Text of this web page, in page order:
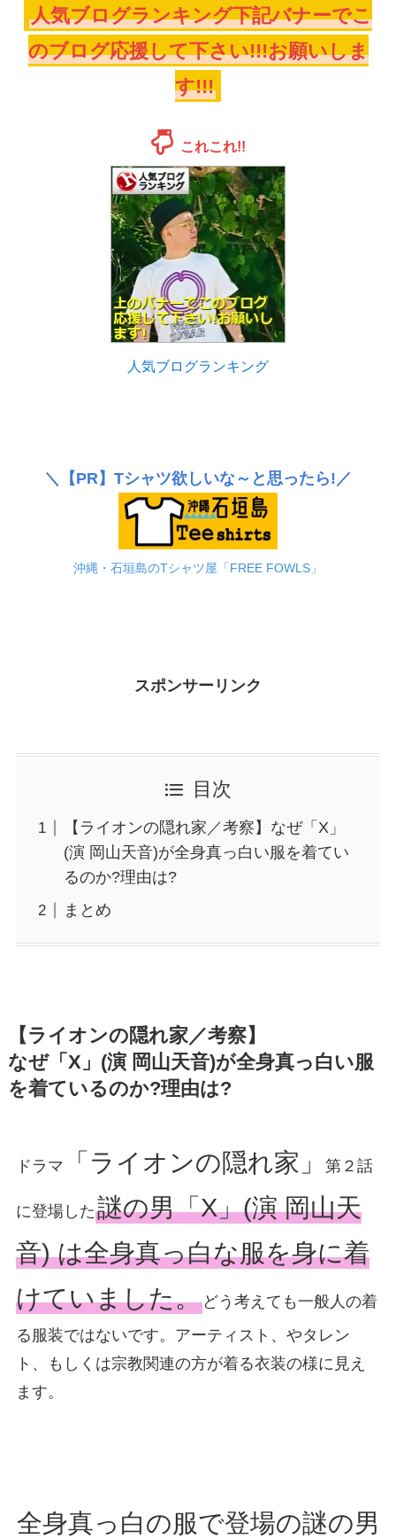
人気ブログランキング下記バナーでこ
のブログ応援して下さい!!!お願いしま
す!!!
これこれ!!
人気ブログランキング
＼ 【PR】 Tシャツ欲しいな～と思ったら!／
沖縄・石垣島のTシャツ屋「FREE FOWLS」
スポンサーリンク
目次
【ライオンの隠れ家／考察】なぜ「X」
(演 岡山天音)が全身真っ白い服を着てい
るのか?理由は?
まとめ
【ライオンの隠れ家／考察】
なぜ「X」(演 岡山天音)が全身真っ白い服
を着ているのか?理由は?
ドラマ 「ライオンの隠れ家」 第２話
に登場した謎の男「X」(演 岡山天
音) は全身真っ白な服を身に着
けていました。どう考えても一般人の着
る服装ではないです。アーティスト、やタレン
ト、もしくは宗教関連の方が着る衣装の様に見え
ます。
全身真っ白の服で登場の謎の男